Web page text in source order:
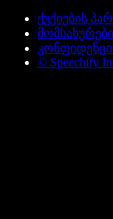
ქუქიების
© Speechify